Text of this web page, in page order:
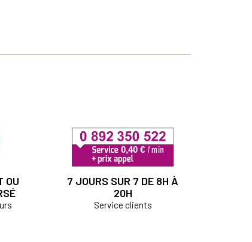
OU
7 JOURS SUR 7 DE 8H À
20H
Service clients